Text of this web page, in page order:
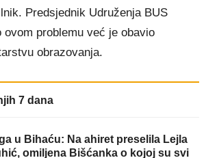
Predsjednik Udruženja BUS
problemu već je obavio
obrazovanja.
7 dana
u Bihaću: Na ahiret preselila Lejla
omiljena Bišćanka o kojoj su svi